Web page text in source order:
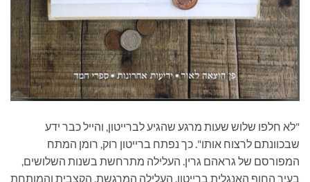
"לא חלפו שלוש שעות מרגע שהגיע לברייטון, והייל כבר ידע
שבכוונתם לרצוח אותו". כך נפתח ברייטון רוק, רומן המתח
המפורסם של גראהם גרין. העלילה מתרחשת בשנות השלושים,
בעיר החוף האנגלית ברייטון. העלילה המרגשת, הקצבית והמותחת